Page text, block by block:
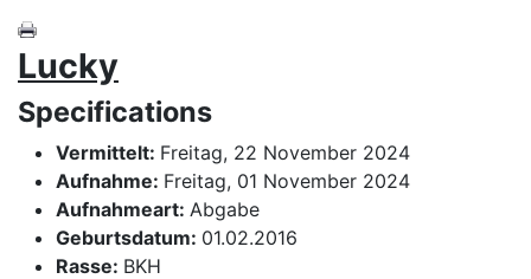
Lucky
Specifications
Vermittelt: Freitag, 22 November 2024
Aufnahme: Freitag, 01 November 2024
Aufnahmeart: Abgabe
Geburtsdatum: 01.02.2016
Rasse: BKH